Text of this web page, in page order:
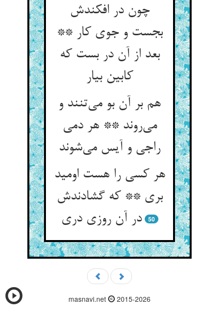
چون در افکندش
بجست و جوی کار **
بعد از آن در بست که
کابین بیار
هم بر آن بو می‌تنند و
می‌روند ** هر دمی
راجی و آیس می‌شوند
هر کسی را هست اومید
بری ** که گشادندش
در آن روزی دری
50
masnavi.net 2015-2026